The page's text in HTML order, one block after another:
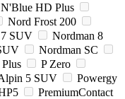
N'Blue HD Plus
Nord Frost 200
SUV
Nordman 8
Nordman SC
P Zero
5 SUV
Powergy
PremiumContact